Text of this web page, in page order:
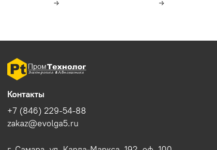
Контакты
+7 (846) 229-54-88
zakaz@evolga5.ru